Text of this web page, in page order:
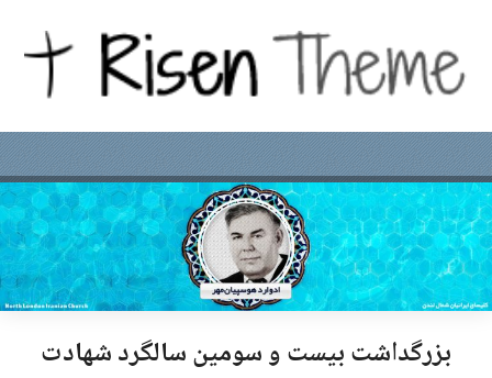
بزرگداشت بیست و سومین سالگرد شهادت